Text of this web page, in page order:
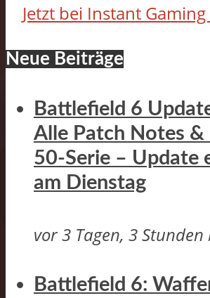
Jetzt bei Instant
Neue Beiträge
Battlefield 6
Alle Patch Notes &
50-Serie – Update
am Dienstag
vor 3 Tagen, 3 Stunden
Battlefield 6: